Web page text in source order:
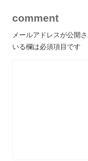
comment
メールアドレスが公開
いる欄は必須項目です